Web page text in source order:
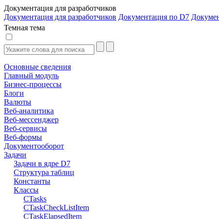
Документация для разработчиков
Документация для разработчиков Документация по D7
Темная тема
Основные сведения
Главный модуль
Бизнес-процессы
Блоги
Валюты
Веб-аналитика
Веб-мессенджер
Веб-сервисы
Веб-формы
Документооборот
Задачи
Задачи в ядре D7
Структура таблиц
Константы
Классы
CTasks
CTaskCheckListItem
CTaskElapsedItem